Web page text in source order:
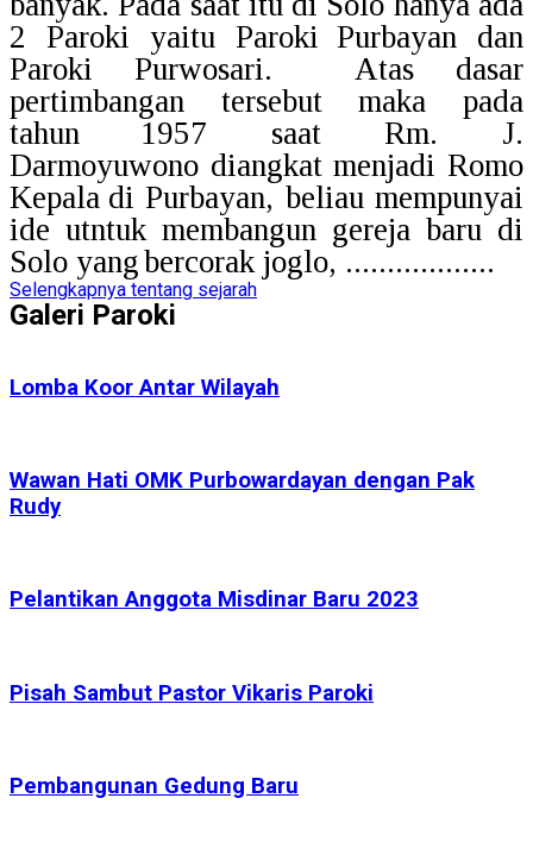
2 Paroki yaitu Paroki Purbayan dan
Paroki Purwosari. Atas dasar
pertimbangan tersebut maka pada
tahun
1957 saat Rm. J.
Darmoyuwono diangkatmenjadi Romo
Kepala di Purbayan, beliau mempunyai
ide utntuk membangun gereja baru di
Solo yangbercorak joglo, ..................
Selengkapnya tentang sejarah
Galeri Paroki
Lomba Koor Antar Wilayah
Wawan Hati OMK Purbowardayan dengan Pak
Rudy
Pelantikan Anggota Misdinar Baru 2023
Pisah Sambut Pastor Vikaris Paroki
Pembangunan Gedung Baru